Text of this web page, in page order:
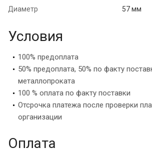
Диаметр
57 мм
Условия
100% предоплата
50% предоплата, 50% по факту
металлопроката
100 % оплата по факту поставки
Отсрочка платежа после проверки
организации
Оплата